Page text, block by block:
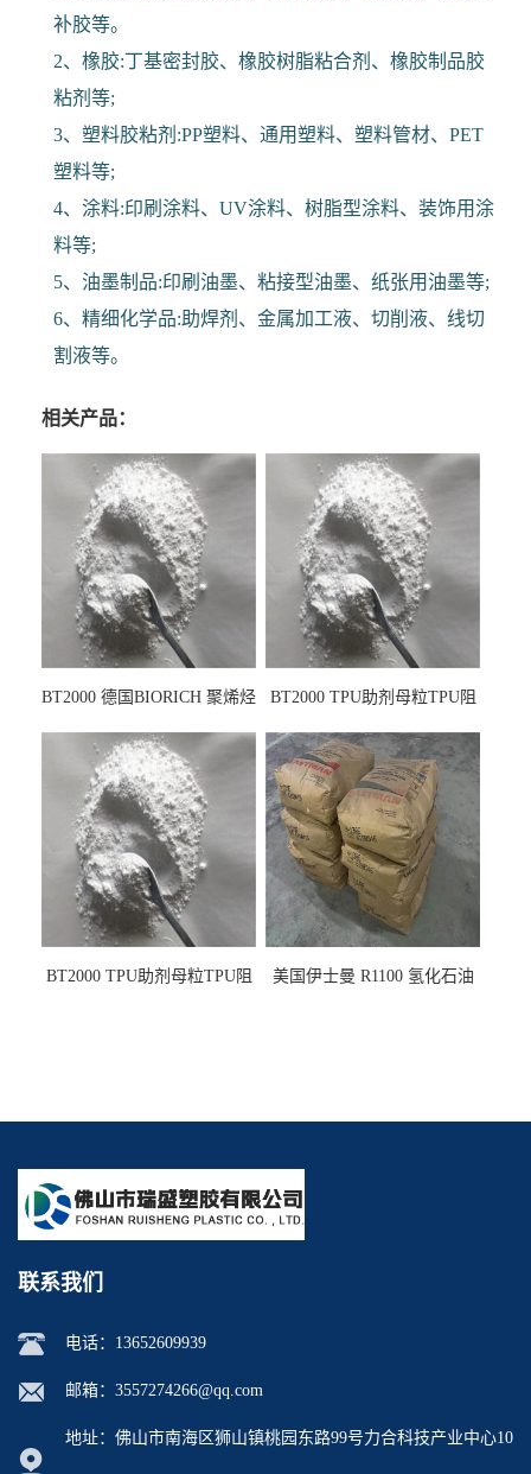
补胶等。
2、橡胶:丁基密封胶、橡胶树脂粘合剂、橡胶制品胶
粘剂等;
3、塑料胶粘剂:PP塑料、通用塑料、塑料管材、PET
塑料等;
4、涂料:印刷涂料、UV涂料、树脂型涂料、装饰用涂
料等;
5、油墨制品:印刷油墨、粘接型油墨、纸张用油墨等;
6、精细化学品:助焊剂、金属加工液、切削液、线切
割液等。
相关产品：
BT2000 德国BIORICH 聚烯烃
墨阻燃剂 TPU抗黄变剂 抗黄
变耐黄剂
BT2000 TPU助剂母粒TPU阻
剂雾面滑剂防粘剂 TPU抗黄
变剂 抗黄变耐黄剂
BT2000 TPU助剂母粒TPU阻
美国伊士曼 R1100 氢化石油
联系我们
电话： 13652609939
邮箱： 3557274266@qq.com
地址：佛山市南海区狮山镇桃园东路99号力合科技产业中心10